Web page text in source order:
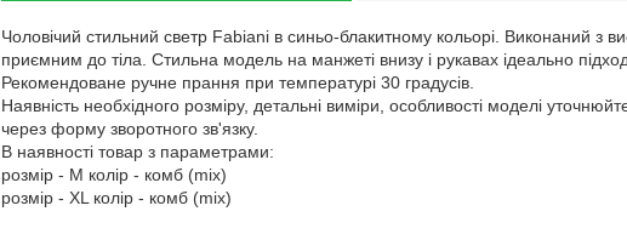
Чоловічий стильний светр Fabiani в синьо-блакитному кольорі. Виконаний з
приємним до тіла. Стильна модель на манжеті внизу і рукавах ідеально
Рекомендоване ручне прання при температурі 30 градусів.
Наявність необхідного розміру, детальні виміри, особливості моделі
через форму зворотного зв'язку.
В наявності товар з параметрами:
розмір - M колір - комб (mix)
розмір - XL колір - комб (mix)